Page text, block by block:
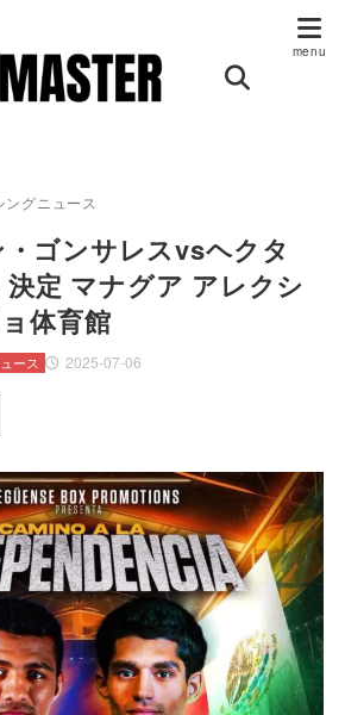
ングニュース
ゴンサレスvsヘクタ
定 マナグア アレクシ
体育館
2025-07-06
ース